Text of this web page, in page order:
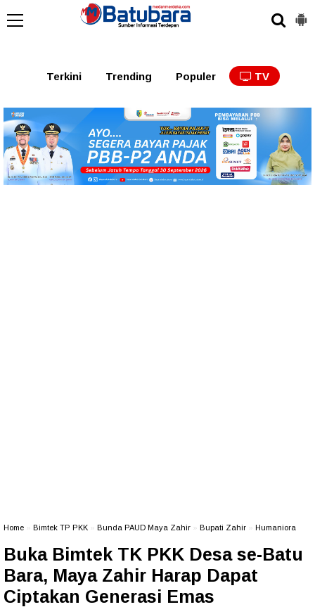
Terkini Trending Populer TV
Home Bimtek TP PKK Bunda PAUD Maya Zahir Bupati Zahir Humaniora
Buka Bimtek TK PKK Desa se-Batu
Bara, Maya Zahir Harap Dapat
Ciptakan Generasi Emas